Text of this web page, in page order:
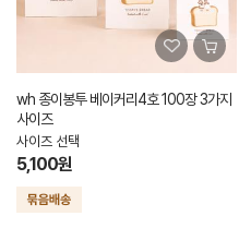
wh 종이봉투 베이커리4호 100장 3가지
사이즈
사이즈 선택
5,100원